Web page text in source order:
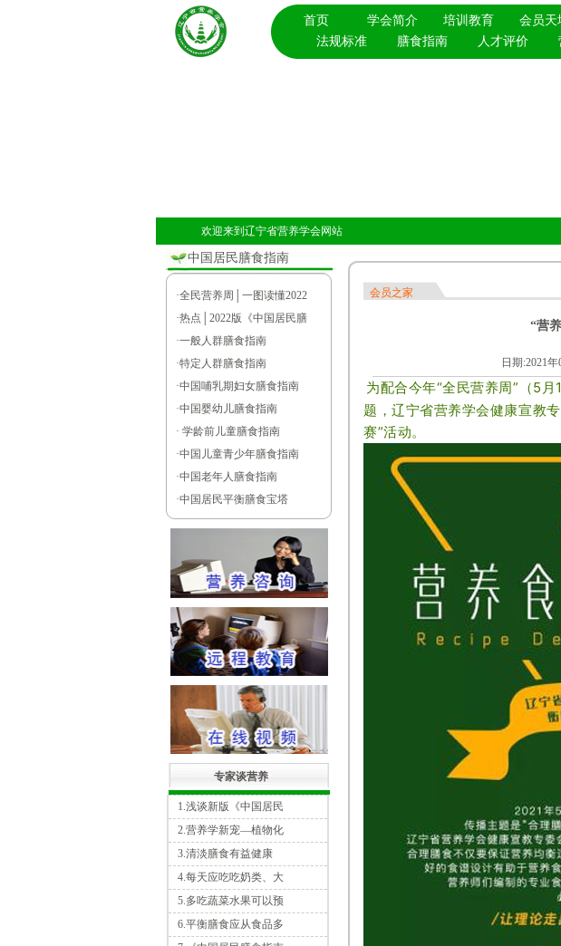
首页 学会简介 培训教育 会员天
法规标准
膳食指南 人才评价
欢迎来到辽宁省营养学会网站
中国居民膳食指南
·全民营养周│一图读懂2022
·热点│2022版《中国居民膳
·一般人群膳食指南
·特定人群膳食指南
·中国哺乳期妇女膳食指南
·中国婴幼儿膳食指南
· 学龄前儿童膳食指南
·中国儿童青少年膳食指南
·中国老年人膳食指南
·中国居民平衡膳食宝塔
专家谈营养
1.浅谈新版《中国居民
2.营养学新宠—植物化
3.清淡膳食有益健康
4.每天应吃吃奶类、大
5.多吃蔬菜水果可以预
6.平衡膳食应从食品多
会员之家
“营
日期:2021
为配合今年“全民营养周”（5
题，辽宁省营养学会健康宣教
赛”活动。